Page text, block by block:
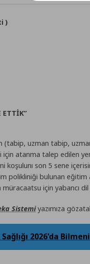
)
ETTİK”
uzman tabip,
atanma talep edilen
koşulunı son 5 sene
polikliniği bulunan
için yabancı dil
Sistemiyazımıza
Sağlığı 2026'da